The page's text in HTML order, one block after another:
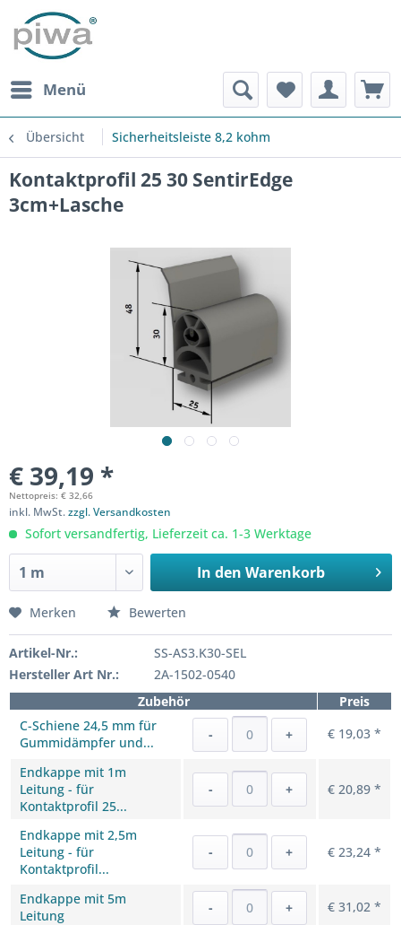
Menü
Übersicht Sicherheitsleiste 8,2 kohm
Kontaktprofil 25 30 SentirEdge
3cm+Lasche
€ 39,19 *
Nettopreis: € 32,66
inkl. MwSt.zzgl. Versandkosten
Sofort versandfertig, Lieferzeit ca. 1-3 Werktage
In den Warenkorb
Merken Bewerten
Artikel-Nr.:
SS-AS3.K30-SEL
Hersteller Art Nr.:
2A-1502-0540
Zubehör
Preis
C-Schiene 24,5 mm für
Gummidämpfer und...
- + € 19,03 *
Endkappe mit 1m
Leitung - für
Kontaktprofil 25...
- + € 20,89 *
Endkappe mit 2,5m
Leitung - für
Kontaktprofil...
- + € 23,24 *
Endkappe mit 5m
Leitung
- + € 31,02 *